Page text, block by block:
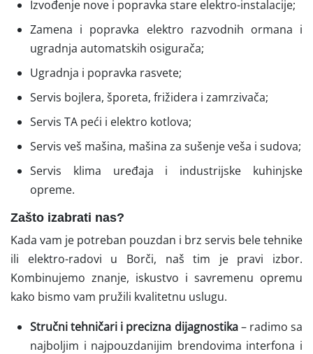
Izvođenje nove i popravka stare elektro-instalacije;
Zamena i popravka elektro razvodnih ormana i
ugradnja automatskih osigurača;
Ugradnja i popravka rasvete;
Servis bojlera, šporeta, frižidera i zamrzivača;
Servis TA peći i elektro kotlova;
Servis veš mašina, mašina za sušenje veša i sudova;
Servis klima uređaja i industrijske kuhinjske
opreme.
Zašto izabrati nas?
Kada vam je potreban pouzdan i brz servis bele tehnike
ili elektro-radovi u Borči, naš tim je pravi izbor.
Kombinujemo znanje, iskustvo i savremenu opremu
kako bismo vam pružili kvalitetnu uslugu.
Stručni tehničari i precizna dijagnostika– radimo sa
najboljim i najpouzdanijim brendovima interfona i